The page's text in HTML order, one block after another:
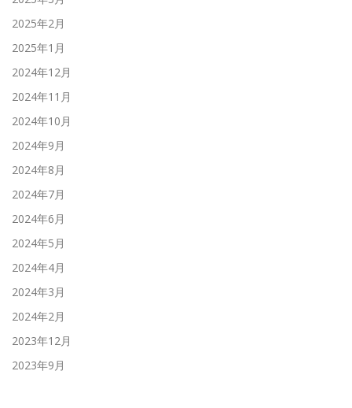
2025年2月
2025年1月
2024年12月
2024年11月
2024年10月
2024年9月
2024年8月
2024年7月
2024年6月
2024年5月
2024年4月
2024年3月
2024年2月
2023年12月
2023年9月